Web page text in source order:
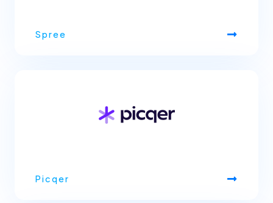
Spree
Picqer